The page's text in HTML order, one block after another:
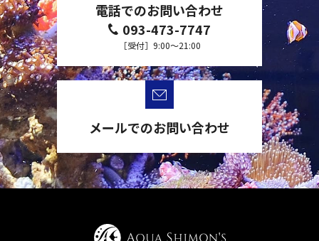
電話でのお問い合わせ
093-473-7747
［受付］9:00～21:00
メールでのお問い合わせ